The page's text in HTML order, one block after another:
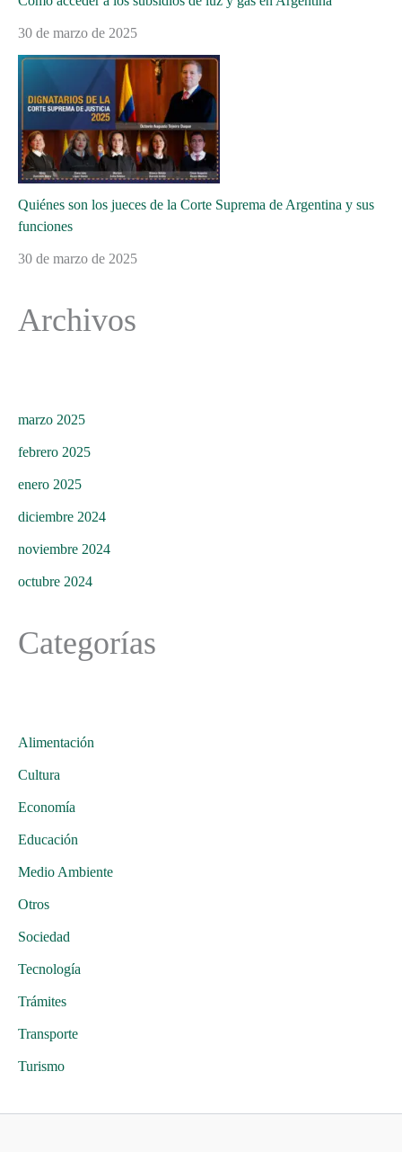
30 de marzo de 2025
Quiénes son los jueces de la Corte Suprema de Argentina y sus
funciones
30 de marzo de 2025
Archivos
marzo 2025
febrero 2025
enero 2025
diciembre 2024
noviembre 2024
octubre 2024
Categorías
Alimentación
Cultura
Economía
Educación
Medio Ambiente
Otros
Sociedad
Tecnología
Trámites
Transporte
Turismo